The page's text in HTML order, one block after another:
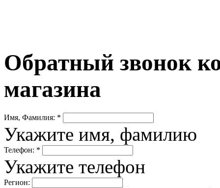
Обратный звонок
магазина
Имя, Фамилия: *
Укажите имя, фамилию
Телефон: *
Укажите телефон
Регион: